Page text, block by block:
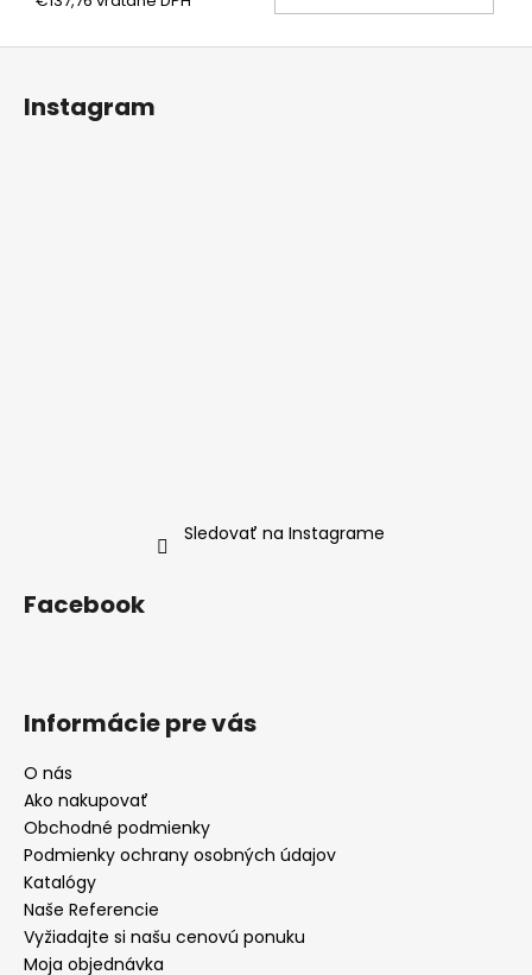
Instagram
Sledovať na Instagrame
Facebook
Informácie pre vás
O nás
Ako nakupovať
Obchodné podmienky
Podmienky ochrany osobných údajov
Katalógy
Naše Referencie
Vyžiadajte si našu cenovú ponuku
Moja objednávka